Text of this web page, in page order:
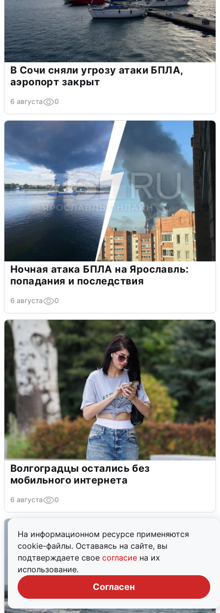
На информационном ресурсе применяются
cookie-файлы. Оставаясь на сайте, вы
подтверждаете свое согласие на их
использование.
Согласен
В Сочи сняли угрозу атаки БПЛА,
аэропорт закрыт
6 августа 0
Ночная атака БПЛА на Ярославль:
попадания и последствия
6 августа 0
Волгоградцы остались без
мобильного интернета
6 августа 0